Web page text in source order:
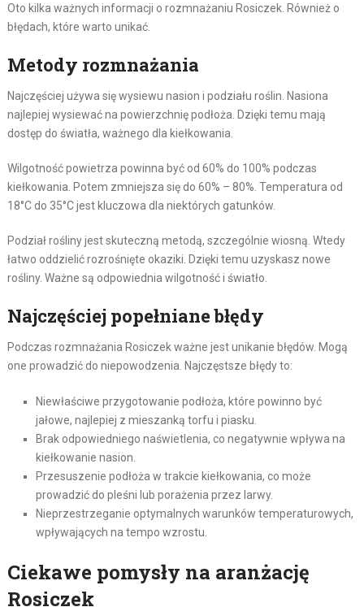
Oto kilka ważnych informacji o rozmnażaniu Rosiczek. Również o
błędach, które warto unikać.
Metody rozmnażania
Najczęściej używa się wysiewu nasion i podziału roślin. Nasiona
najlepiej wysiewać na powierzchnię podłoża. Dzięki temu mają
dostęp do światła, ważnego dla kiełkowania.
Wilgotność powietrza powinna być od 60% do 100% podczas
kiełkowania. Potem zmniejsza się do 60% – 80%. Temperatura od
18°C do 35°C jest kluczowa dla niektórych gatunków.
Podział rośliny jest skuteczną metodą, szczególnie wiosną. Wtedy
łatwo oddzielić rozrośnięte okaziki. Dzięki temu uzyskasz nowe
rośliny. Ważne są odpowiednia wilgotność i światło.
Najczęściej popełniane błędy
Podczas rozmnażania Rosiczek ważne jest unikanie błędów. Mogą
one prowadzić do niepowodzenia. Najczęstsze błędy to:
Niewłaściwe przygotowanie podłoża, które powinno być
jałowe, najlepiej z mieszanką torfu i piasku.
Brak odpowiedniego naświetlenia, co negatywnie wpływa na
kiełkowanie nasion.
Przesuszenie podłoża w trakcie kiełkowania, co może
prowadzić do pleśni lub porażenia przez larwy.
Nieprzestrzeganie optymalnych warunków temperaturowych,
wpływających na tempo wzrostu.
Ciekawe pomysły na aranżację
Rosiczek